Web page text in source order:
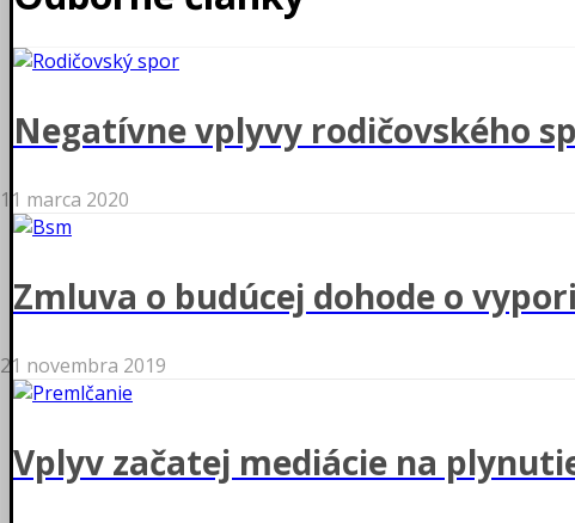
Negatívne vplyvy rodičovského
11 marca 2020
Zmluva o budúcej dohode o
21 novembra 2019
Vplyv začatej mediácie na